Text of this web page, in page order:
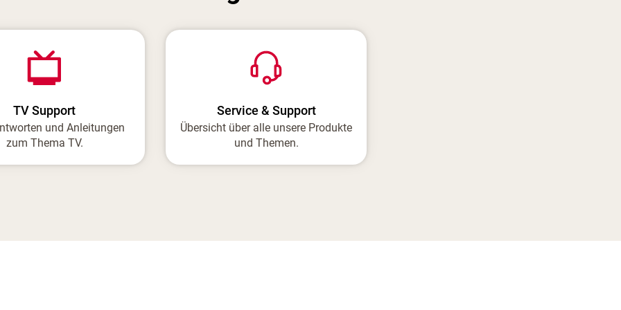
TV Support
und Anleitungen
zum Thema TV.
Service & Support
Übersicht über alle unsere Produkte
und Themen.